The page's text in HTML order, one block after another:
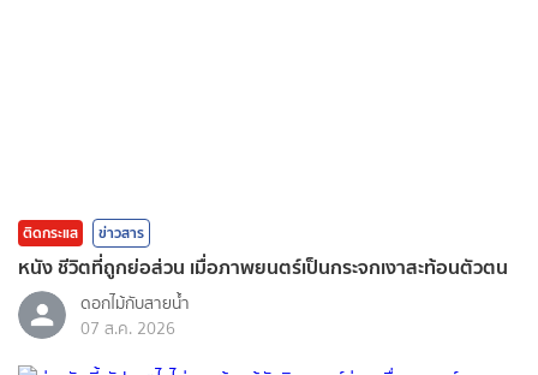
ติดกระแส ข่าวสาร
หนัง ชีวิตที่ถูกย่อส่วน เมื่อภาพยนตร์เป็นกระจกเงาสะท้อนตัวตน
ดอกไม้กับสายน้ำ
07 ส.ค. 2026